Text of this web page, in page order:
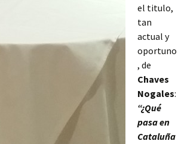
el titulo,
tan
actual y
oportuno
, de
Chaves
Nogales:
“¿Qué
pasa en
Cataluña